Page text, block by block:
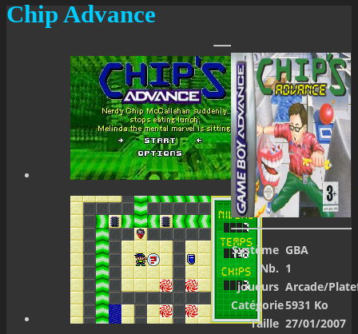
Chip Advance
Système
Nb.
joueurs
Catégorie
Taille
GBA
1
Arcade/
5931 Ko
27/01/2007